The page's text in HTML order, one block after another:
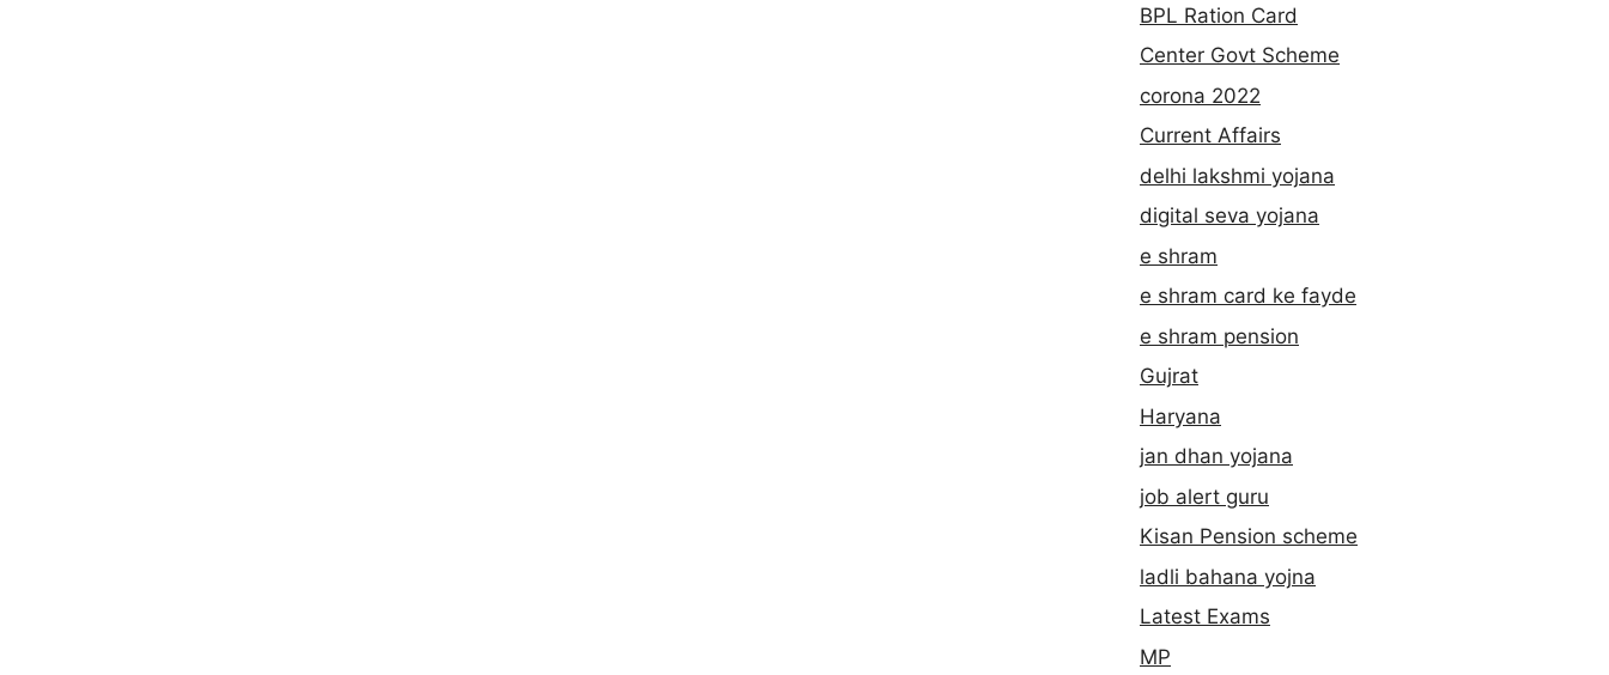
BPL Ration Card
Center Govt Scheme
corona 2022
Current Affairs
delhi lakshmi yojana
digital seva yojana
e shram
e shram card ke fayde
e shram pension
Gujrat
Haryana
jan dhan yojana
job alert guru
Kisan Pension scheme
ladli bahana yojna
Latest Exams
MP